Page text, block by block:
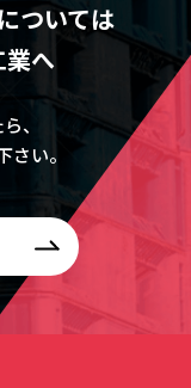
ついては
業へ
、
い。